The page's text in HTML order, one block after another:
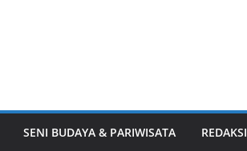
SENI BUDAYA & PARIWISATA REDAKSI